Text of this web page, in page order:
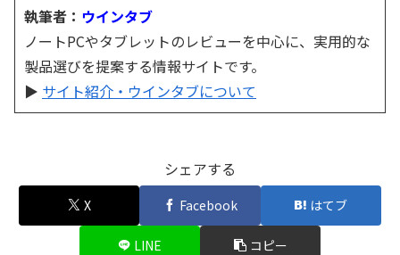
執筆者： ウインタブ
ノートPCやタブレットのレビューを中心に、実用的な
製品選びを提案する情報サイトです。
▶ サイト紹介・ウインタブについて
シェアする
X Facebook はてブ
LINE コピー